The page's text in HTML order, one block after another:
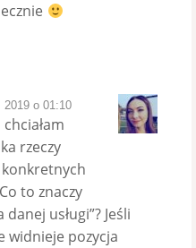
2019 o 01:10
rzeczy
to znaczy
danej usługi”? Jeśli
widnieje pozycja